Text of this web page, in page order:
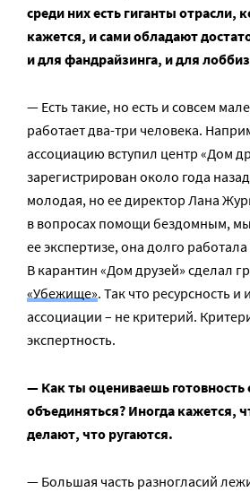
среди них есть гиганты отрасли,
кажется, и сами обладают
и для фандрайзинга, и для
— Есть такие, но есть и совсем
работает два-три человека.
ассоциацию вступил центр «Дом
зарегистрирован около года
молодая, но ее директор Лана
в вопросах помощи бездомным,
ее экспертизе, она долго
В карантин «Дом друзей» сделал
«Убежище». Так что ресурсность и
ассоциации – не критерий.
экспертность.
— Как ты оцениваешь готовность
объединяться? Иногда кажется,
делают, что ругаются.
— Большая часть разногласий